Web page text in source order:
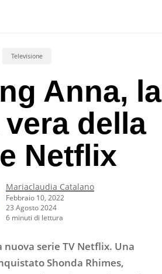
Televisione
Anna, la
della
Netflix
Mariaclaudia Catalano
Febbraio 10, 2022
23 Agosto 2024
6 minuti di lettura
serie TV Netflix. Una
Shonda Rhimes,